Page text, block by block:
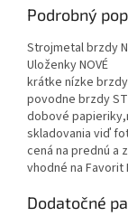
Podrobný
Strojmetal brzdy
Uloženky NOVÉ
krátke nízke brzdy
povodne brzdy
dobové
skladovania viď
cená na prednú a
vhodné na Favorit
Dodatočné